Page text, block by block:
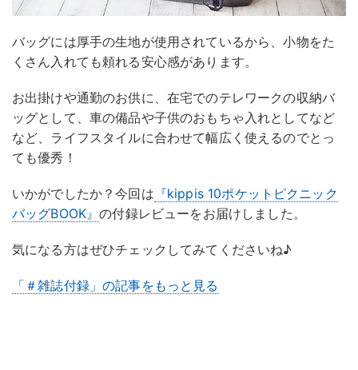
バッグには厚手の生地が使用されているから、小物をた
くさん入れても頼れる安心感があります。
お出掛けや通勤のお供に、在宅でのテレワークの収納バ
ッグとして、車の備品や子供のおもちゃ入れとしてなど
など、ライフスタイルに合わせて幅広く使えるのでとっ
ても優秀！
いかがでしたか？今回は 『kippis 10ポケットピクニック
バッグBOOK』の付録レビューをお届けしました。
気になる方はぜひチェックしてみてくださいね♪
「＃雑誌付録」の記事をもっと見る